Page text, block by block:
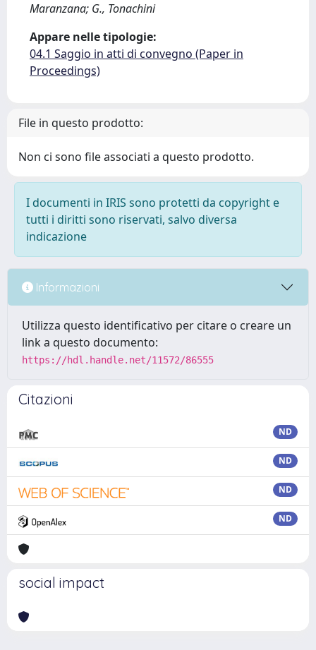
Maranzana; G., Tonachini
Appare nelle tipologie:
04.1 Saggio in atti di convegno (Paper in
Proceedings)
File in questo prodotto:
Non ci sono file associati a questo prodotto.
I documenti in IRIS sono protetti da copyright e
tutti i diritti sono riservati, salvo diversa
indicazione
Informazioni
Utilizza questo identificativo per citare o creare un
link a questo documento:
https://hdl.handle.net/11572/86555
Citazioni
ND
ND
ND
ND
social impact